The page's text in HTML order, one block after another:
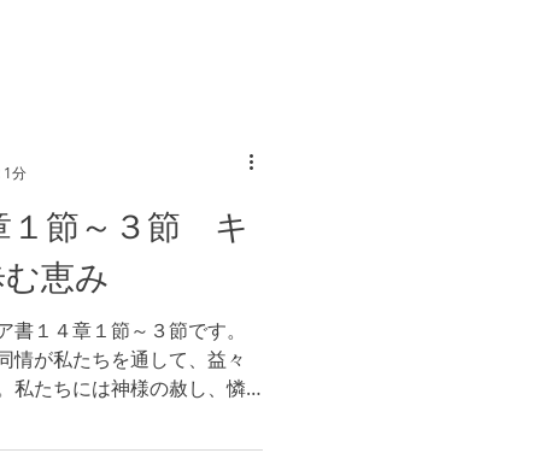
１節～３節 キ
恵み
１４章１節～３節です。
情が私たちを通して、益々
私たちには神様の赦し、憐
1分